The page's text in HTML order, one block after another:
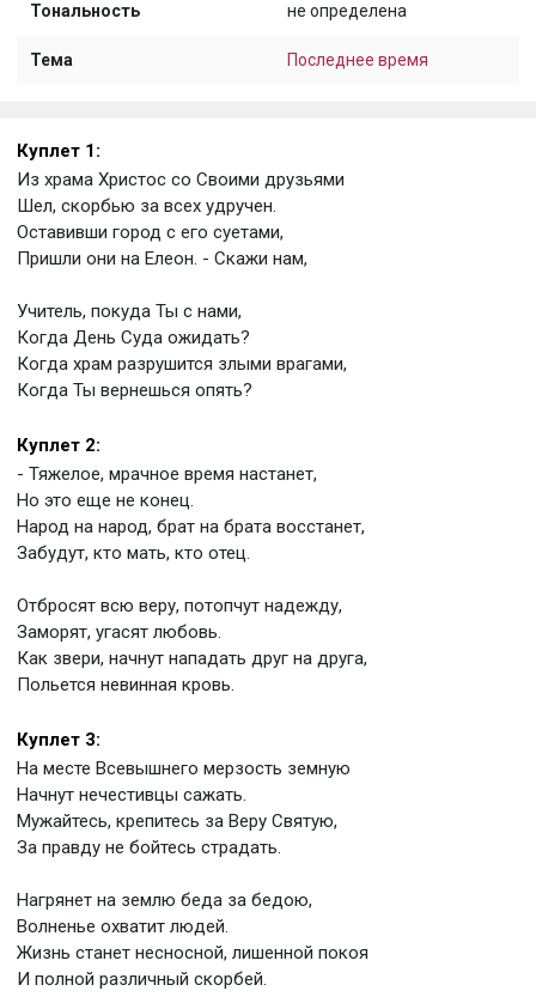
Тональность не определена
Тема Последнее время
Куплет 1:
Из храма Христос со Своими друзьями
Шел, скорбью за всех удручен.
Оставивши город с его суетами,
Пришли они на Елеон. - Скажи нам,
Учитель, покуда Ты с нами,
Когда День Суда ожидать?
Когда храм разрушится злыми врагами,
Когда Ты вернешься опять?
Куплет 2:
- Тяжелое, мрачное время настанет,
Но это еще не конец.
Народ на народ, брат на брата восстанет,
Забудут, кто мать, кто отец.
Отбросят всю веру, потопчут надежду,
Заморят, угасят любовь.
Как звери, начнут нападать друг на друга,
Польется невинная кровь.
Куплет 3:
На месте Всевышнего мерзость земную
Начнут нечестивцы сажать.
Мужайтесь, крепитесь за Веру Святую,
За правду не бойтесь страдать.
Нагрянет на землю беда за бедою,
Волненье охватит людей.
Жизнь станет несносной, лишенной покоя
И полной различный скорбей.